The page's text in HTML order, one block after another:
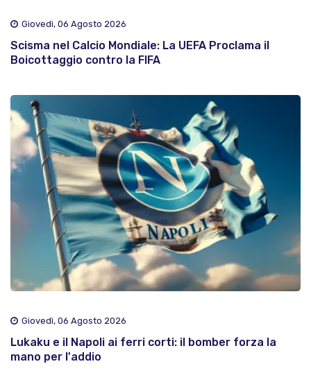
Giovedì, 06 Agosto 2026
Scisma nel Calcio Mondiale: La UEFA Proclama il
Boicottaggio contro la FIFA
Giovedì, 06 Agosto 2026
Lukaku e il Napoli ai ferri corti: il bomber forza la
mano per l'addio